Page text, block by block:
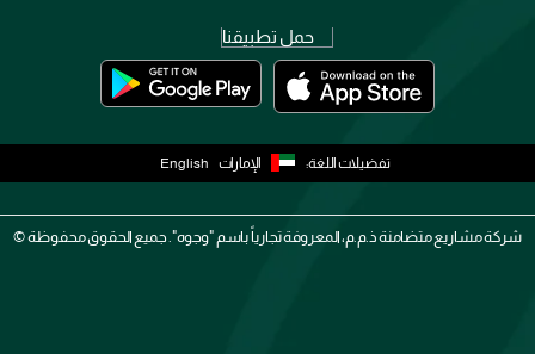
حمل تطبيقنا
تفضيلات اللغة: الإمارات English
شركة مشاريع متضامنة ذ.م.م، المعروفة تجارياً باسم "وجوه". جميع الحقوق محفوظة ©